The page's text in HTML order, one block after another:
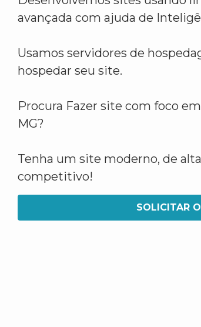
avançada com ajuda de
Usamos servidores de
hospedar seu site.
Procura Fazer site com foco
MG?
Tenha um site moderno, de
competitivo!
SOLICITAR